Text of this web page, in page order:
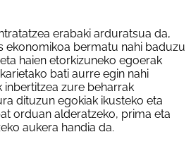
erabaki arduratsua da,
ekonomikoa bermatu nahi baduzu
haien etorkizuneko egoerak
bati aurre egin nahi
zure beharrak
dituzun egokiak ikusteko eta
orduan alderatzeko, prima eta
aukera handia da.